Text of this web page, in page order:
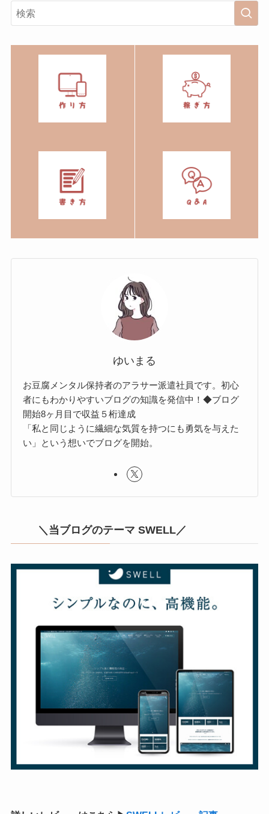
ゆいまる
お豆腐メンタル保持者のアラサー派遣社員です。初心
者にもわかりやすいブログの知識を発信中！◆ブログ
開始8ヶ月目で収益５桁達成
「私と同じように繊細な気質を持つにも勇気を与えた
い」という想いでブログを開始。
＼当ブログのテーマ SWELL／